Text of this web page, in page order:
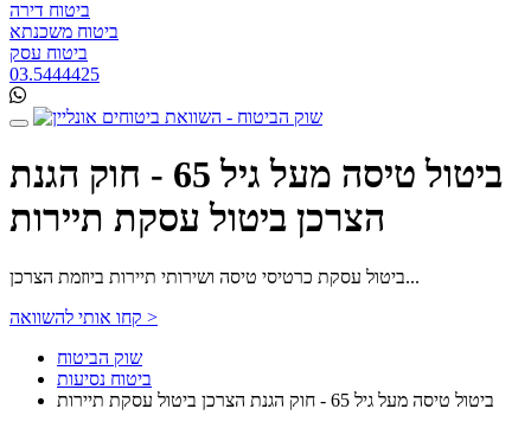
ביטוח דירה
ביטוח משכנתא
ביטוח עסק
03.5444425
ביטול טיסה מעל גיל 65 - חוק הגנת
הצרכן ביטול עסקת תיירות
ביטול עסקת כרטיסי טיסה ושירותי תיירות ביוזמת הצרכן...
קחו אותי להשוואה >
שוק הביטוח
ביטוח נסיעות
ביטול טיסה מעל גיל 65 - חוק הגנת הצרכן ביטול עסקת תיירות